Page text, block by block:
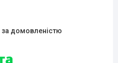
за домовленістю